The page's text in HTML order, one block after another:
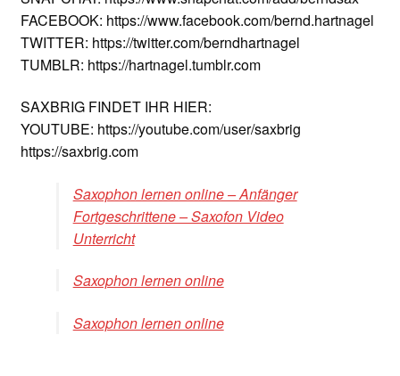
FACEBOOK: https://www.facebook.com/bernd.hartnagel
TWITTER: https://twitter.com/berndhartnagel
TUMBLR: https://hartnagel.tumblr.com
SAXBRIG FINDET IHR HIER:
YOUTUBE: https://youtube.com/user/saxbrig
https://saxbrig.com
Saxophon lernen online – Anfänger
Fortgeschrittene – Saxofon Video
Unterricht
Saxophon lernen online
Saxophon lernen online